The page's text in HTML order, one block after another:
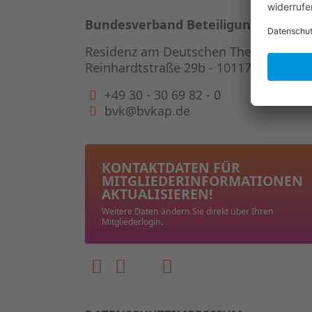
Bundesverband Beteiligungskapital
Residenz am Deutschen Theater
Reinhardtstraße 29b - 10117 Berlin
+49 30 - 30 69 82 - 0
bvk@bvkap.de
KONTAKTDATEN FÜR
MITGLIEDER­INFORMATIONEN
AKTUALISIEREN!
Weitere Daten ändern Sie direkt über Ihren
Mitgliederlogin.